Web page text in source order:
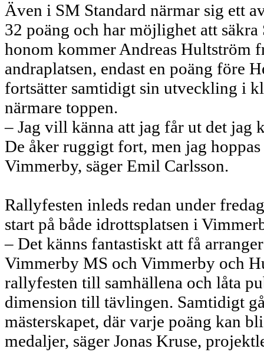
Även i SM Standard närmar sig ett
32 poäng och har möjlighet att
honom kommer Andreas Hultström
andraplatsen, endast en poäng före
fortsätter samtidigt sin utveckling i
närmare toppen.
– Jag vill känna att jag får ut det jag
De åker ruggigt fort, men jag
Vimmerby, säger Emil Carlsson.
Rallyfesten inleds redan under
start på både idrottsplatsen i
– Det känns fantastiskt att få
Vimmerby MS och Vimmerby och
rallyfesten till samhällena och låta
dimension till tävlingen. Samtidigt
mästerskapet, där varje poäng kan
medaljer, säger Jonas Kruse,